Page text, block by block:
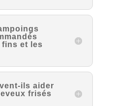
et les
ils aider
frisés